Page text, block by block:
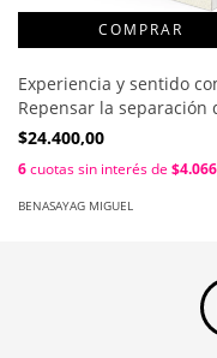
Experiencia y sentido
Repensar la separación
impuso la modernidad /
$24.400,00
6cuotas sin interés de
BENASAYAG MIGUEL